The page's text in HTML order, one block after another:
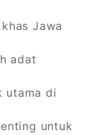
Jawa
adat
utama di
untuk